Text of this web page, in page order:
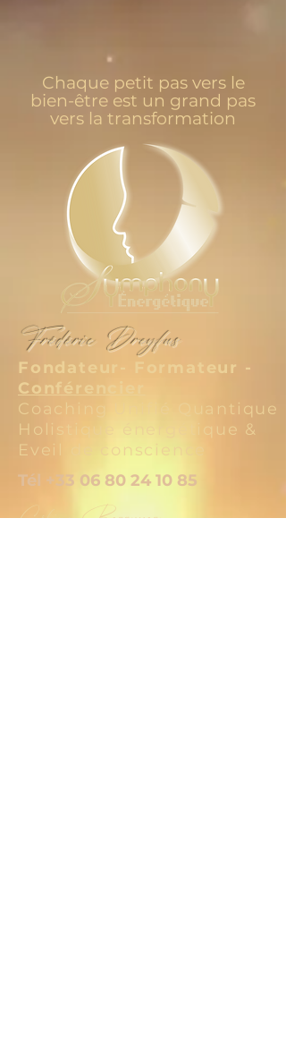
Chaque petit pas vers le
bien-être est un grand pas
vers la transformation
Frédéric Dreyfus
Fondateur- Formateur -
Conférencier
Coaching Unifié Quantique
Holistique énergétique &
Eveil de conscience
Tél +33 06 80 24 10 85
Céline Berruyer